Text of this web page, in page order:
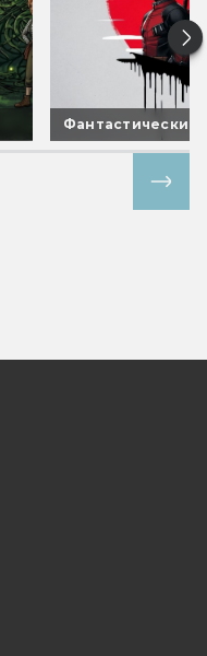
Фантастические